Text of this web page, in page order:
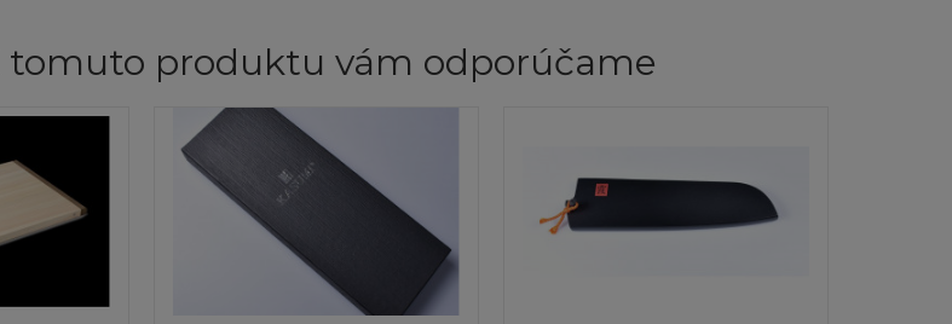
tomuto produktu vám odporúčame